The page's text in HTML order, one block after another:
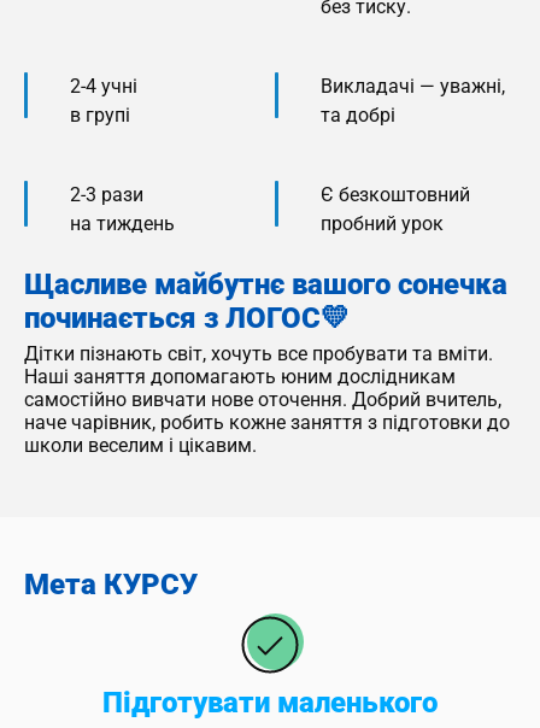
без тиску.
2-4 учні
в групі
Викладачі — уважні,
та добрі
2-3 рази
на тиждень
Є безкоштовний
пробний урок
Щасливе майбутнє вашого сонечка
починається з ЛОГОС💛
Дітки пізнають світ, хочуть все пробувати та вміти.
Наші заняття допомагають юним дослідникам
самостійно вивчати нове оточення. Добрий вчитель,
наче чарівник, робить кожне заняття з підготовки до
школи веселим і цікавим.
Мета КУРСУ
Підготувати маленького